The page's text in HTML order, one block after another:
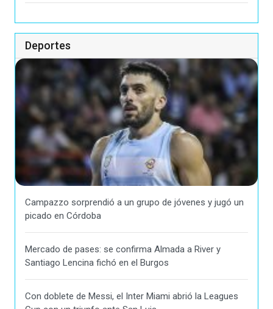
Deportes
Campazzo sorprendió a un grupo de jóvenes y jugó un
picado en Córdoba
Mercado de pases: se confirma Almada a River y
Santiago Lencina fichó en el Burgos
Con doblete de Messi, el Inter Miami abrió la Leagues